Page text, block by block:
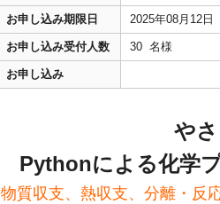
お申し込み期限日 2025年08月12日
お申し込み受付人数 30 名様
お申し込み
や
Pythonによる化学
物質収支、熱収支、分離・反